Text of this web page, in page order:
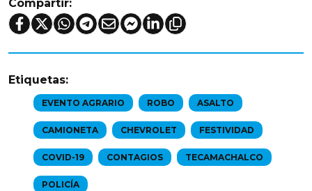
Compartir:
Etiquetas:
EVENTO AGRARIO ROBO ASALTO
CAMIONETA CHEVROLET FESTIVIDAD
COVID-19 CONTAGIOS TECAMACHALCO
POLICÍA